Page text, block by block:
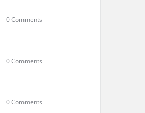
0 Comments
0 Comments
0 Comments